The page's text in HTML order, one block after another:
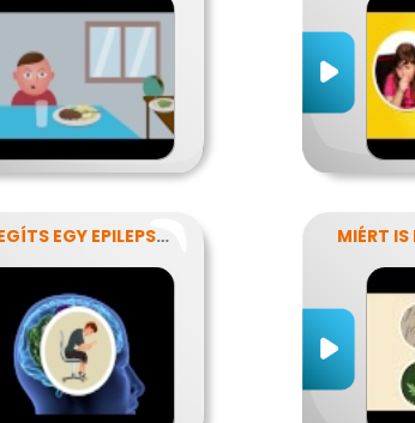
ÍGY SEGÍTS EGY EPILEPSZIÁSNAK